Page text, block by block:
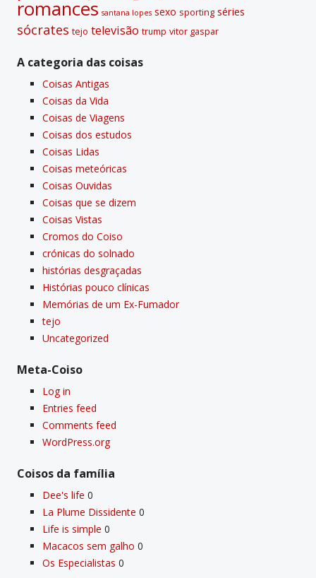
romances santana lopes sexo sporting séries
sócrates tejo televisão trump vitor gaspar
A categoria das coisas
Coisas Antigas
Coisas da Vida
Coisas de Viagens
Coisas dos estudos
Coisas Lidas
Coisas meteóricas
Coisas Ouvidas
Coisas que se dizem
Coisas Vistas
Cromos do Coiso
crónicas do solnado
histórias desgraçadas
Histórias pouco clí­nicas
Memórias de um Ex-Fumador
tejo
Uncategorized
Meta-Coiso
Log in
Entries feed
Comments feed
WordPress.org
Coisos da famí­lia
Dee's life 0
La Plume Dissidente 0
Life is simple 0
Macacos sem galho 0
Os Especialistas 0